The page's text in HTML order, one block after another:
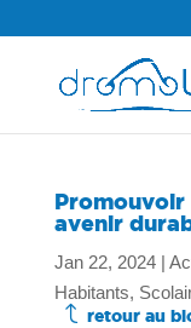
avenir
Jan 22, 2024|
Habitants,
J retour au